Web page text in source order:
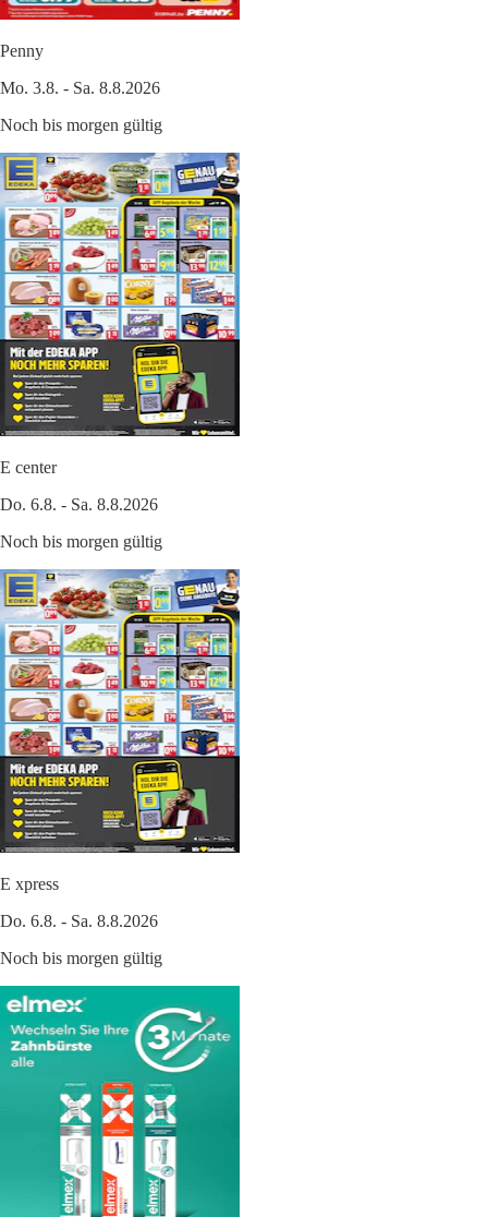
Penny
Mo. 3.8. - Sa. 8.8.2026
Noch bis morgen gültig
E center
Do. 6.8. - Sa. 8.8.2026
Noch bis morgen gültig
E xpress
Do. 6.8. - Sa. 8.8.2026
Noch bis morgen gültig